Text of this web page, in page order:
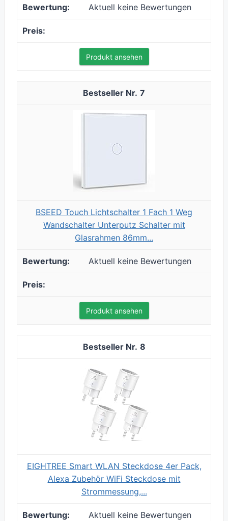
Aktuell keine Bewertungen
Produkt ansehen
7
BSEED Touch Lichtschalter 1 Fach 1 Weg
Wandschalter Unterputz Schalter mit
Glasrahmen 86mm...
Aktuell keine Bewertungen
Produkt ansehen
8
EIGHTREE Smart WLAN Steckdose 4er Pack,
Alexa Zubehör WiFi Steckdose mit
Strommessung,...
Aktuell keine Bewertungen